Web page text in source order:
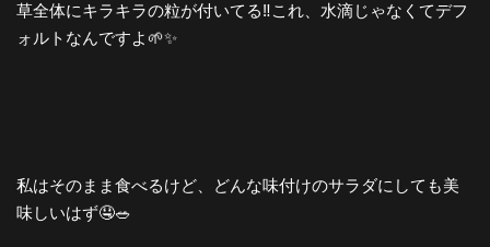
草全体にキラキラの粒が付いてる‼️これ、水滴じゃなくてデフ
ォルトなんですよ🌱✨
私はそのまま食べるけど、どんな味付けのサラダにしても美
味しいはず🤤🥗